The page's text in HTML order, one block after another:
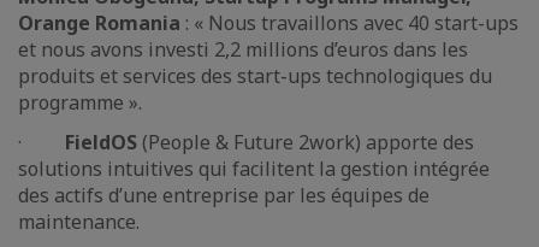
Orange Romania : « Nous travaillons avec 40 start-ups
et nous avons investi 2,2 millions d’euros dans les
produits et services des start-ups technologiques du
programme ».
· FieldOS (People & Future 2work) apporte des
solutions intuitives qui facilitent la gestion intégrée
des actifs d’une entreprise par les équipes de
maintenance.